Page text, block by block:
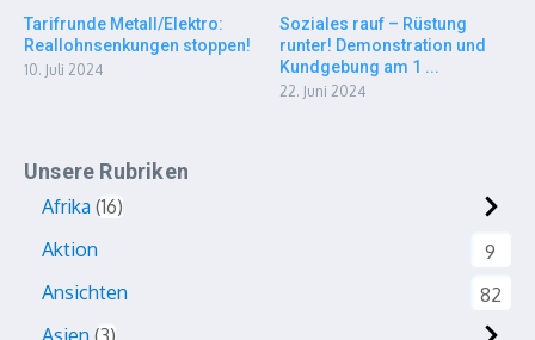
Tarifrunde Metall/Elektro:
Reallohnsenkungen stoppen!
10. Juli 2024
Soziales rauf – Rüstung
runter! Demonstration und
Kundgebung am 1 ...
22. Juni 2024
Unsere Rubriken
Afrika 16
Aktion
9
Ansichten
82
Asien 3